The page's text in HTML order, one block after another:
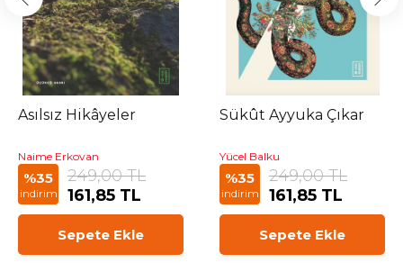
Asılsız Hikâyeler
Naime Erkovan
%35
indirim
249,00 TL
161,85 TL
Sepete Ekle
Sükût Ayyuka Çıkar
Yücel Balku
%35
indirim
249,00 TL
161,85 TL
Sepete Ekle